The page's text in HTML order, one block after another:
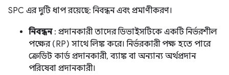
SPC এর দুটি ধাপ রয়েছে: নিবন্ধন এবং প্রমাণীকরণ।
নিবন্ধন: প্রদানকারী তাদের ডিভাইসটিকে একটি নির্ভরশীল
পক্ষের (RP) সাথে লিঙ্ক করে। নির্ভরকারী পক্ষ হতে পারে
ক্রেডিট কার্ড প্রদানকারী, ব্যাঙ্ক বা অন্যান্য অর্থপ্রদান
পরিষেবা প্রদানকারী।